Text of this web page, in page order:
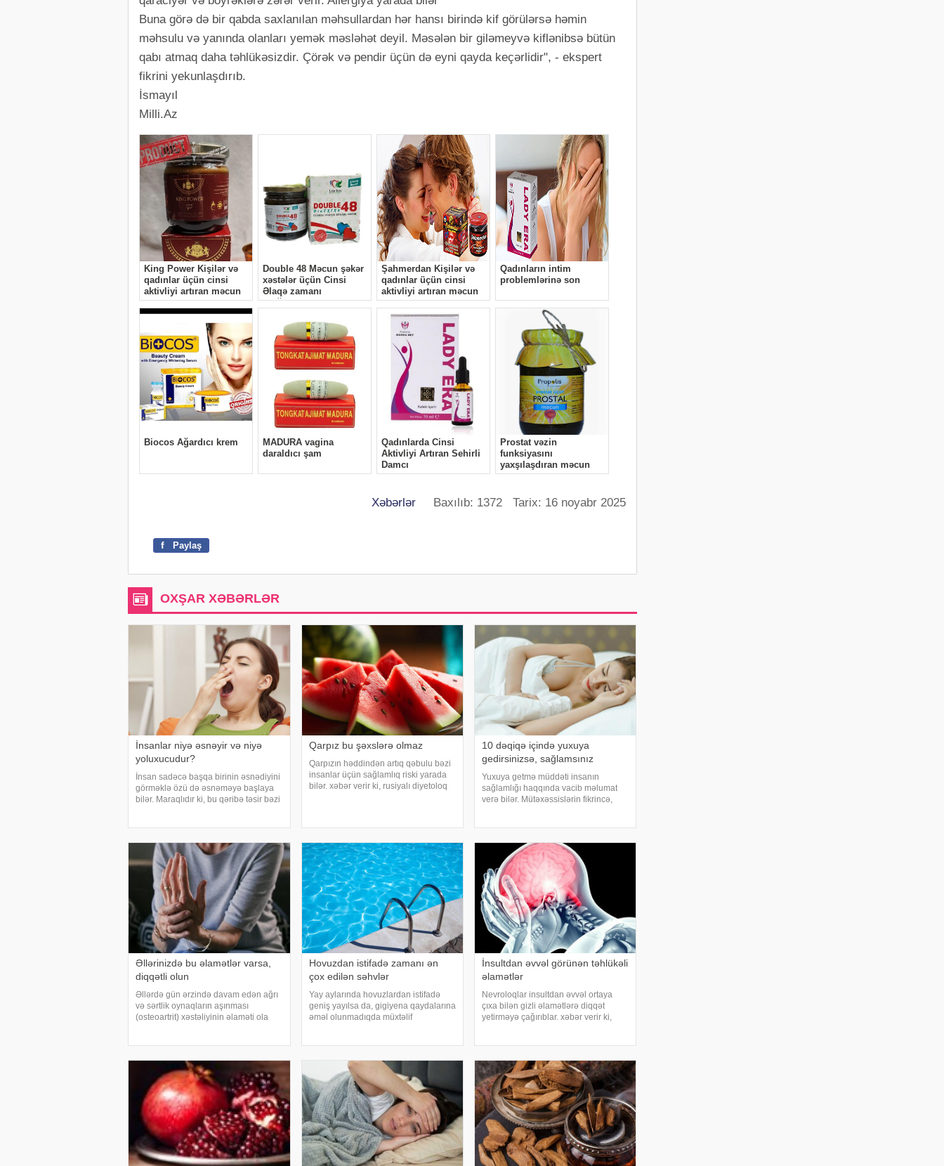
Buna görə də bir qabda saxlanılan məhsullardan hər hansı birində kif görülərsə həmin
məhsulu və yanında olanları yemək məsləhət deyil. Məsələn bir giləmeyvə kiflənibsə bütün
qabı atmaq daha təhlükəsizdir. Çörək və pendir üçün də eyni qayda keçərlidir", - ekspert
fikrini yekunlaşdırıb.
İsmayıl
Milli.Az
Xəbərlər Baxılıb: 1372 Tarix: 16 noyabr 2025
f Paylaş
OXŞAR XƏBƏRLƏR
İnsanlar niyə əsnəyir və niyə
yoluxucudur?
İnsan sadəcə başqa birinin əsnədiyini
görməklə özü də əsnəməyə başlaya
bilər. Maraqlıdır ki, bu qəribə təsir bəzi
Qarpız bu şəxslərə olmaz
Qarpızın həddindən artıq qəbulu bəzi
insanlar üçün sağlamlıq riski yarada
bilər. xəbər verir ki, rusiyalı diyetoloq
10 dəqiqə içində yuxuya
gedirsinizsə, sağlamsınız
Yuxuya getmə müddəti insanın
sağlamlığı haqqında vacib məlumat
verə bilər. Mütəxəssislərin fikrincə,
sözlərinə görə
Əllərinizdə bu əlamətlər varsa,
diqqətli olun
Əllərdə gün ərzində davam edən ağrı
və sərtlik oynaqların aşınması
(osteoartrit) xəstəliyinin əlaməti ola
verir ki
Hovuzdan istifadə zamanı ən
çox edilən səhvlər
Yay aylarında hovuzlardan istifadə
geniş yayılsa da, gigiyena qaydalarına
əməl olunmadıqda müxtəlif
hovuz kənarınd
İnsultdan əvvəl görünən təhlükəli
əlamətlər
Nevroloqlar insultdan əvvəl ortaya
çıxa bilən gizli əlamətlərə diqqət
yetirməyə çağırıblar. xəbər verir ki,